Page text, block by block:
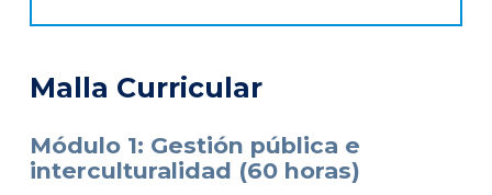
Malla Curricular
Módulo 1: Gestión pública e
interculturalidad (60 horas)